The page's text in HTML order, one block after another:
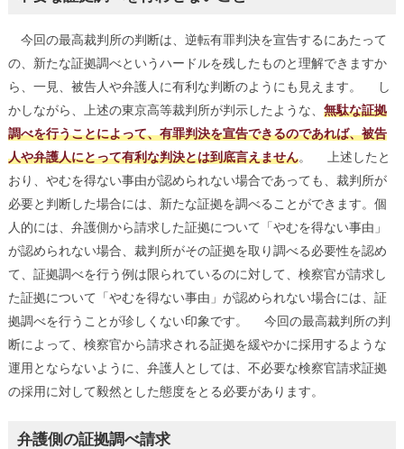
今回の最高裁判所の判断は、逆転有罪判決を宣告するにあたって
の、新たな証拠調べというハードルを残したものと理解できますか
ら、一見、被告人や弁護人に有利な判断のようにも見えます。 し
かしながら、上述の東京高等裁判所が判示したような、 無駄な証拠
調べを行うことによって、有罪判決を宣告できるのであれば、被告
人や弁護人にとって有利な判決とは到底言えません。 上述したと
おり、やむを得ない事由が認められない場合であっても、裁判所が
必要と判断した場合には、新たな証拠を調べることができます。個
人的には、弁護側から請求した証拠について「やむを得ない事由」
が認められない場合、裁判所がその証拠を取り調べる必要性を認め
て、証拠調べを行う例は限られているのに対して、検察官が請求し
た証拠について「やむを得ない事由」が認められない場合には、証
拠調べを行うことが珍しくない印象です。 今回の最高裁判所の判
断によって、検察官から請求される証拠を緩やかに採用するような
運用とならないように、弁護人としては、不必要な検察官請求証拠
の採用に対して毅然とした態度をとる必要があります。
弁護側の証拠調べ請求